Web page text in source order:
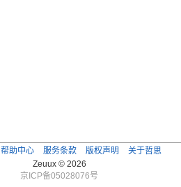
帮助中心 服务条款 版权声明
关于哲思
Zeuux © 2026
京ICP备05028076号